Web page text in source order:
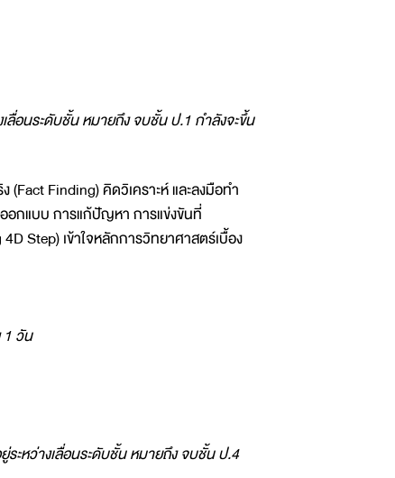
ลื่อนระดับชั้น หมายถึง จบชั้น ป.1 กำลังจะขึ้น
(Fact Finding) คิดวิเคราะห์ และลงมือทำ
ออกแบบ การแก้ปัญหา การแข่งขันที่
Step) เข้าใจหลักการวิทยาศาสตร์เบื้อง
1 วัน
ะหว่างเลื่อนระดับชั้น หมายถึง จบชั้น ป.4